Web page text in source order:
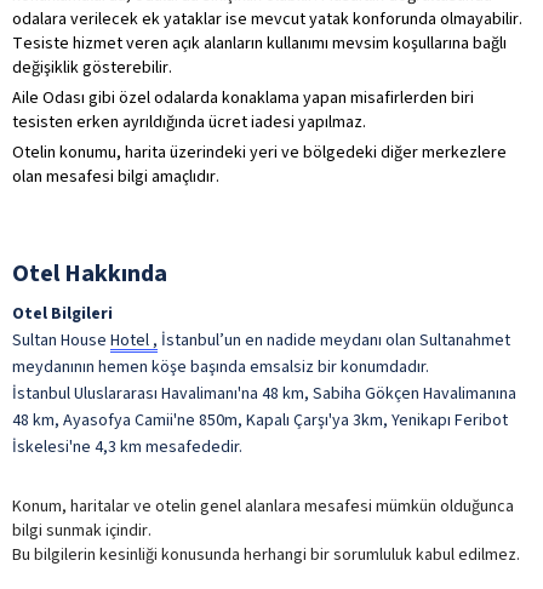
odalara verilecek ek yataklar ise mevcut yatak konforunda olmayabilir.
Tesiste hizmet veren açık alanların kullanımı mevsim koşullarına bağlı
değişiklik gösterebilir.
Aile Odası gibi özel odalarda konaklama yapan misafirlerden biri
tesisten erken ayrıldığında ücret iadesi yapılmaz.
Otelin konumu, harita üzerindeki yeri ve bölgedeki diğer merkezlere
olan mesafesi bilgi amaçlıdır.
Otel Hakkında
Otel Bilgileri
Sultan House Hotel , İstanbul’un en nadide meydanı olan Sultanahmet
meydanının hemen köşe başında emsalsiz bir konumdadır.
İstanbul Uluslararası Havalimanı'na 48 km, Sabiha Gökçen Havalimanına
48 km, Ayasofya Camii'ne 850m, Kapalı Çarşı'ya 3km, Yenikapı Feribot
İskelesi'ne 4,3 km mesafededir.
Konum, haritalar ve otelin genel alanlara mesafesi mümkün olduğunca
bilgi sunmak içindir.
Bu bilgilerin kesinliği konusunda herhangi bir sorumluluk kabul edilmez.